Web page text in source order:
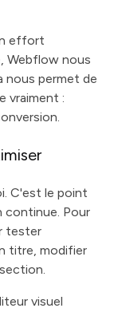
effort
Webflow nous
nous permet de
vraiment :
C'est le point
continue. Pour
tester
titre, modifier
visuel